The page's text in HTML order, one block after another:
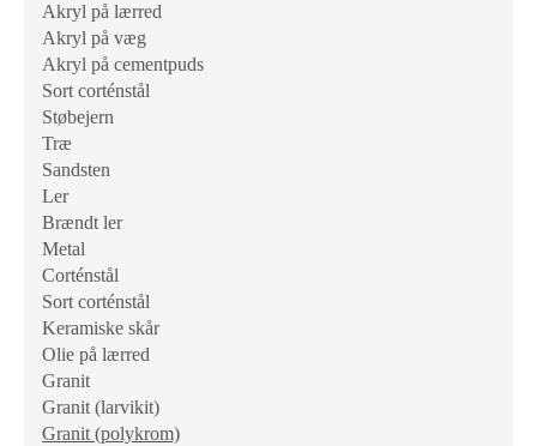
Akryl på lærred
Akryl på væg
Akryl på cementpuds
Sort corténstål
Støbejern
Træ
Sandsten
Ler
Brændt ler
Metal
Corténstål
Sort corténstål
Keramiske skår
Olie på lærred
Granit
Granit (larvikit)
Granit (polykrom)